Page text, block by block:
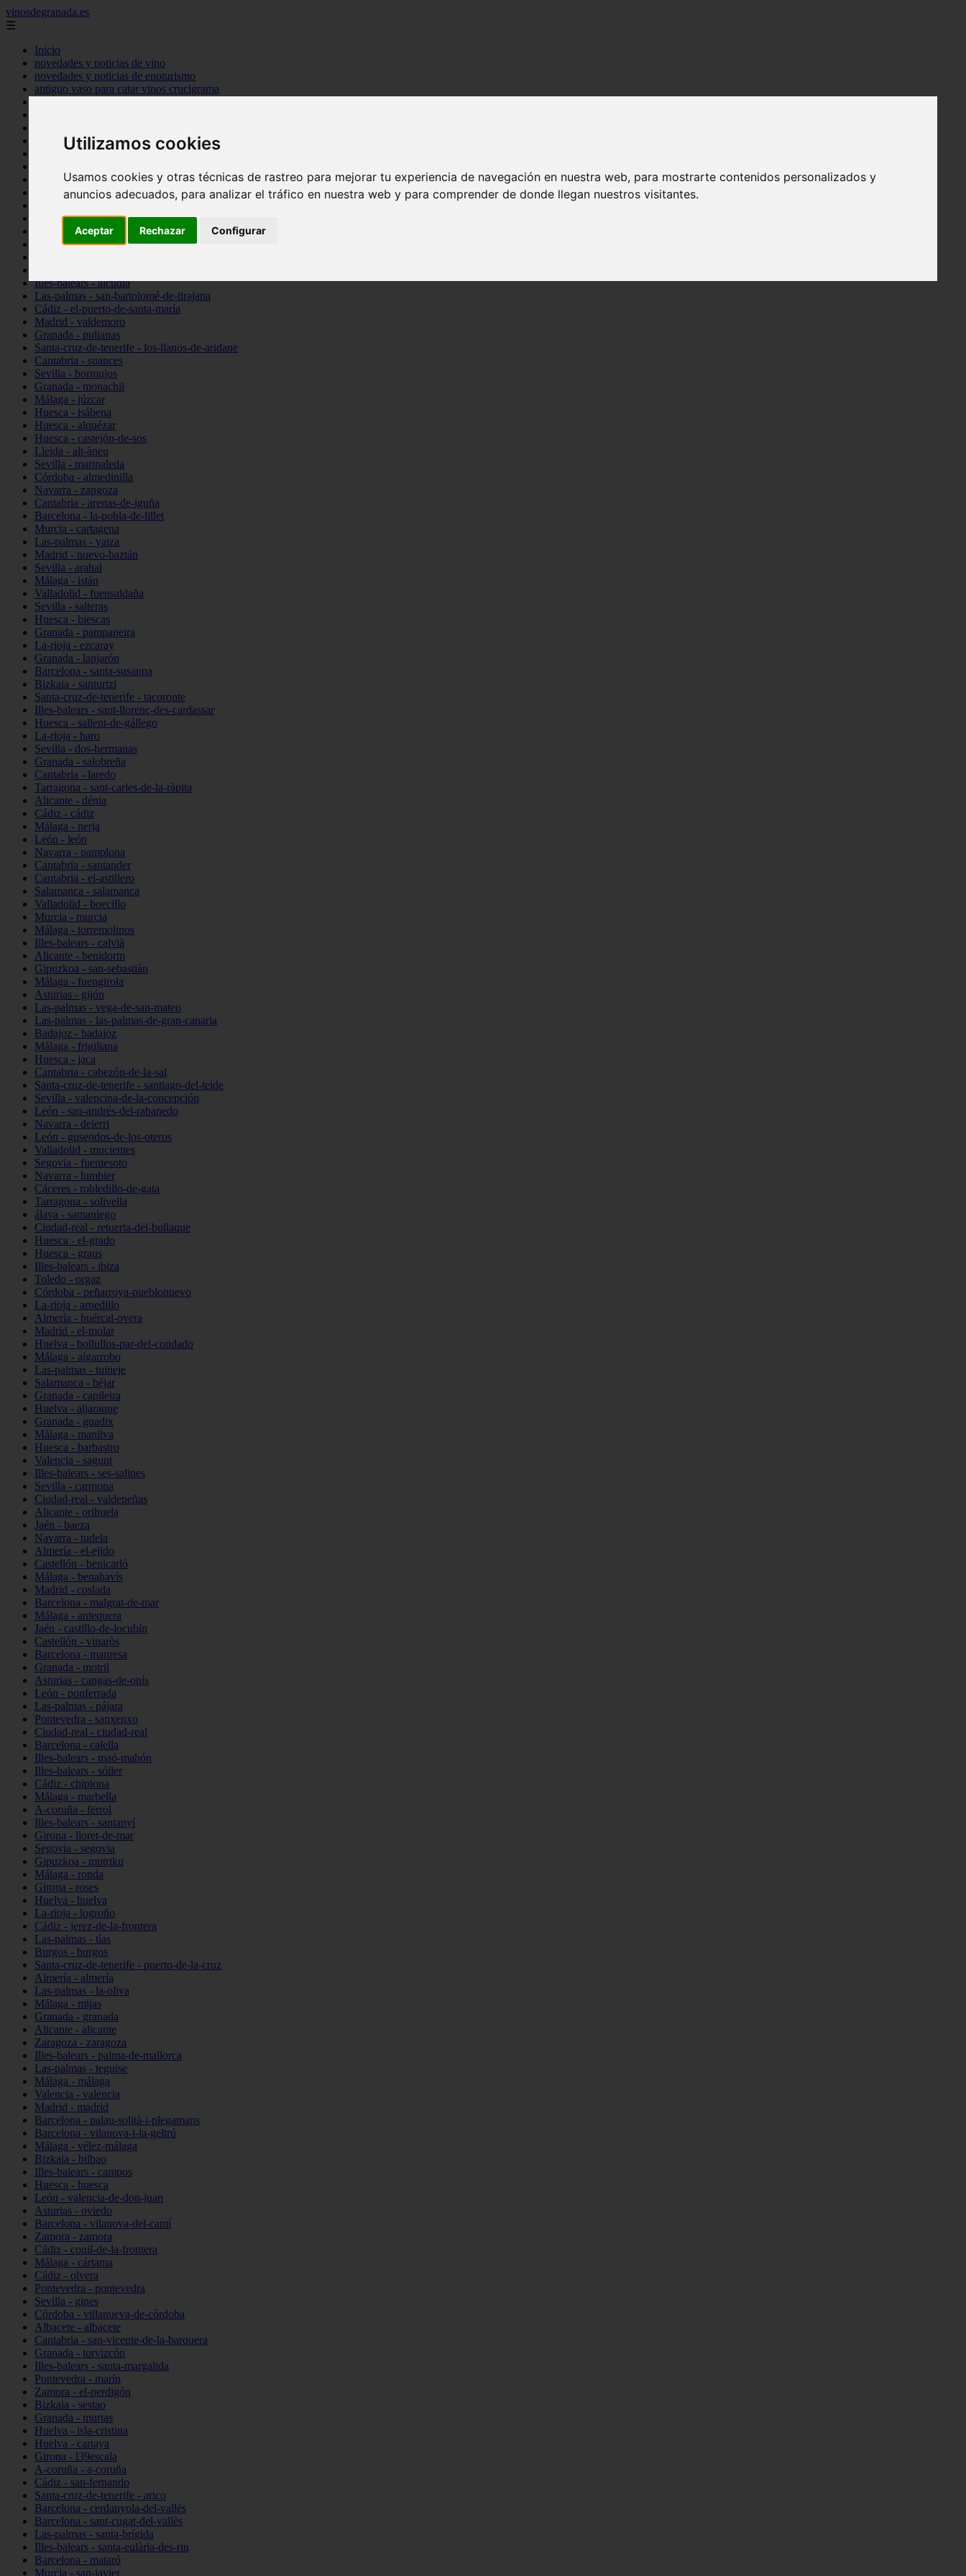
Utilizamos cookies
Usamos cookies y otras técnicas de rastreo para mejorar tu experiencia de navegación en nuestra web, para mostrarte contenidos personalizados y
anuncios adecuados, para analizar el tráfico en nuestra web y para comprender de donde llegan nuestros visitantes.
Aceptar Rechazar Configurar
vinosdegranada.es
☰
Inicio
novedades y noticias de vino
novedades y noticias de enoturismo
antiguo vaso para catar vinos crucigrama
Sevilla - sevilla
Barcelona - barcelona
Santa-cruz-de-tenerife - guía-de-isora
La-rioja - casalarreina
Almería - roquetas-de-mar
Illes-balears - alcúdia
Las-palmas - san-bartolomé-de-tirajana
Cádiz - el-puerto-de-santa-maría
Madrid - valdemoro
Granada - pulianas
Santa-cruz-de-tenerife - los-llanos-de-aridane
Cantabria - suances
Sevilla - bormujos
Granada - monachil
Málaga - júzcar
Huesca - isábena
Huesca - alquézar
Huesca - castejón-de-sos
Lleida - alt-àneu
Sevilla - marinaleda
Córdoba - almedinilla
Navarra - zangoza
Cantabria - arenas-de-iguña
Barcelona - la-pobla-de-lillet
Murcia - cartagena
Las-palmas - yaiza
Madrid - nuevo-baztán
Sevilla - arahal
Málaga - istán
Valladolid - fuensaldaña
Sevilla - salteras
Huesca - biescas
Granada - pampaneira
La-rioja - ezcaray
Granada - lanjarón
Barcelona - santa-susanna
Bizkaia - santurtzi
Santa-cruz-de-tenerife - tacoronte
Illes-balears - sant-llorenç-des-cardassar
Huesca - sallent-de-gállego
La-rioja - haro
Sevilla - dos-hermanas
Granada - salobreña
Cantabria - laredo
Tarragona - sant-carles-de-la-ràpita
Alicante - dénia
Cádiz - cádiz
Málaga - nerja
León - león
Navarra - pamplona
Cantabria - santander
Cantabria - el-astillero
Salamanca - salamanca
Valladolid - boecillo
Murcia - murcia
Málaga - torremolinos
Illes-balears - calvià
Alicante - benidorm
Gipuzkoa - san-sebastián
Málaga - fuengirola
Asturias - gijón
Las-palmas - vega-de-san-mateo
Las-palmas - las-palmas-de-gran-canaria
Badajoz - badajoz
Málaga - frigiliana
Huesca - jaca
Cantabria - cabezón-de-la-sal
Santa-cruz-de-tenerife - santiago-del-teide
Sevilla - valencina-de-la-concepción
León - san-andrés-del-rabanedo
Navarra - deierri
León - gusendos-de-los-oteros
Valladolid - mucientes
Segovia - fuentesoto
Navarra - lumbier
Cáceres - robledillo-de-gata
Tarragona - solivella
álava - samaniego
Ciudad-real - retuerta-del-bullaque
Huesca - el-grado
Huesca - graus
Illes-balears - ibiza
Toledo - orgaz
Córdoba - peñarroya-pueblonuevo
La-rioja - arnedillo
Almería - huércal-overa
Madrid - el-molar
Huelva - bollullos-par-del-condado
Málaga - algarrobo
Las-palmas - tuineje
Salamanca - béjar
Granada - capileira
Huelva - aljaraque
Granada - guadix
Málaga - manilva
Huesca - barbastro
Valencia - sagunt
Illes-balears - ses-salines
Sevilla - carmona
Ciudad-real - valdepeñas
Alicante - orihuela
Jaén - baeza
Navarra - tudela
Almería - el-ejido
Castellón - benicarló
Málaga - benahavís
Madrid - coslada
Barcelona - malgrat-de-mar
Málaga - antequera
Jaén - castillo-de-locubín
Castellón - vinaròs
Barcelona - manresa
Granada - motril
Asturias - cangas-de-onís
León - ponferrada
Las-palmas - pájara
Pontevedra - sanxenxo
Ciudad-real - ciudad-real
Barcelona - calella
Illes-balears - maó-mahón
Illes-balears - sóller
Cádiz - chipiona
Málaga - marbella
A-coruña - ferrol
Illes-balears - santanyí
Girona - lloret-de-mar
Segovia - segovia
Gipuzkoa - mutriku
Málaga - ronda
Girona - roses
Huelva - huelva
La-rioja - logroño
Cádiz - jerez-de-la-frontera
Las-palmas - tías
Burgos - burgos
Santa-cruz-de-tenerife - puerto-de-la-cruz
Almería - almería
Las-palmas - la-oliva
Málaga - mijas
Granada - granada
Alicante - alicante
Zaragoza - zaragoza
Illes-balears - palma-de-mallorca
Las-palmas - teguise
Málaga - málaga
Valencia - valencia
Madrid - madrid
Barcelona - palau-solità-i-plegamans
Barcelona - vilanova-i-la-geltrú
Málaga - vélez-málaga
Bizkaia - bilbao
Illes-balears - campos
Huesca - huesca
León - valencia-de-don-juan
Asturias - oviedo
Barcelona - vilanova-del-camí
Zamora - zamora
Cádiz - conil-de-la-frontera
Málaga - cártama
Cádiz - olvera
Pontevedra - pontevedra
Sevilla - gines
Córdoba - villanueva-de-córdoba
Albacete - albacete
Cantabria - san-vicente-de-la-barquera
Granada - torvizcón
Illes-balears - santa-margalida
Pontevedra - marín
Zamora - el-perdigón
Bizkaia - sestao
Granada - murtas
Huelva - isla-cristina
Huelva - cartaya
Girona - l39escala
A-coruña - a-coruña
Cádiz - san-fernando
Santa-cruz-de-tenerife - arico
Barcelona - cerdanyola-del-vallès
Barcelona - sant-cugat-del-vallès
Las-palmas - santa-brígida
Illes-balears - santa-eulària-des-riu
Barcelona - mataró
Murcia - san-javier